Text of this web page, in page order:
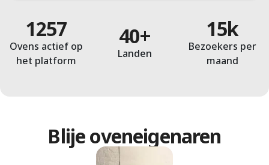
1257
Ovens actief op
het platform
40+
Landen
15k
Bezoekers per
maand
Blije oveneigenaren